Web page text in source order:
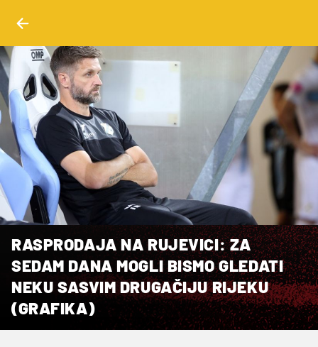
RASPRODAJA NA RUJEVICI: ZA
SEDAM DANA MOGLI BISMO GLEDATI
NEKU SASVIM DRUGAČIJU RIJEKU
(GRAFIKA)